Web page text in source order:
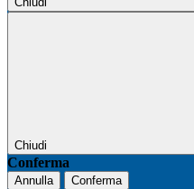
Chiudi
Conferma
Annulla Conferma